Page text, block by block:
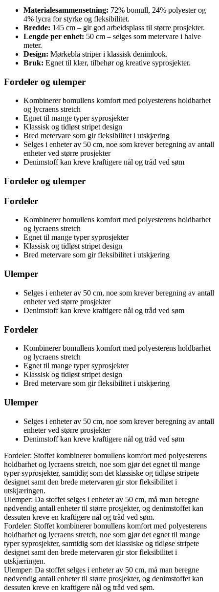
Materialesammensetning: 72% bomull, 24% polyester og
4% lycra for styrke og fleksibilitet.
Bredde: 145 cm – gir god arbeidsplass til større prosjekter.
Lengde per enhet: 50 cm – selges som metervare i halve
meter.
Design: Mørkeblå striper i klassisk denimlook.
Bruk: Egnet til klær, tilbehør og kreative syprosjekter.
Fordeler og ulemper
Kombinerer bomullens komfort med polyesterens holdbarhet
og lycraens stretch
Egnet til mange typer syprosjekter
Klassisk og tidløst stripet design
Bred metervare som gir fleksibilitet i utskjæring
Selges i enheter av 50 cm, noe som krever beregning av antall
enheter ved større prosjekter
Denimstoff kan kreve kraftigere nål og tråd ved søm
Fordeler og ulemper
Fordeler
Kombinerer bomullens komfort med polyesterens holdbarhet
og lycraens stretch
Egnet til mange typer syprosjekter
Klassisk og tidløst stripet design
Bred metervare som gir fleksibilitet i utskjæring
Ulemper
Selges i enheter av 50 cm, noe som krever beregning av antall
enheter ved større prosjekter
Denimstoff kan kreve kraftigere nål og tråd ved søm
Fordeler
Kombinerer bomullens komfort med polyesterens holdbarhet
og lycraens stretch
Egnet til mange typer syprosjekter
Klassisk og tidløst stripet design
Bred metervare som gir fleksibilitet i utskjæring
Ulemper
Selges i enheter av 50 cm, noe som krever beregning av antall
enheter ved større prosjekter
Denimstoff kan kreve kraftigere nål og tråd ved søm
Fordeler: Stoffet kombinerer bomullens komfort med polyesterens
holdbarhet og lycraens stretch, noe som gjør det egnet til mange
typer syprosjekter, samtidig som det klassiske og tidløse stripete
designet samt den brede metervaren gir stor fleksibilitet i
utskjæringen.
Ulemper: Da stoffet selges i enheter av 50 cm, må man beregne
nødvendig antall enheter til større prosjekter, og denimstoffet kan
dessuten kreve en kraftigere nål og tråd ved søm.
Fordeler: Stoffet kombinerer bomullens komfort med polyesterens
holdbarhet og lycraens stretch, noe som gjør det egnet til mange
typer syprosjekter, samtidig som det klassiske og tidløse stripete
designet samt den brede metervaren gir stor fleksibilitet i
utskjæringen.
Ulemper: Da stoffet selges i enheter av 50 cm, må man beregne
nødvendig antall enheter til større prosjekter, og denimstoffet kan
dessuten kreve en kraftigere nål og tråd ved søm.